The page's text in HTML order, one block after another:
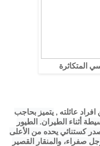
المتكاثرة
عائلته , يتميز بحاجب
أثناء الطيران. الطيور
كستنائي يحده من الأعلى
صفراء، والمنقار القصير